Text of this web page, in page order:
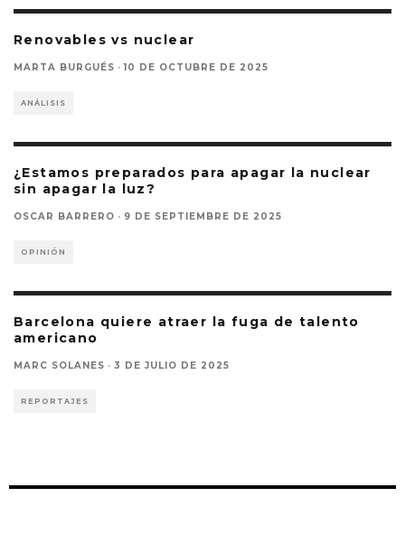
Renovables vs nuclear
MARTA BURGUÉS · 10 DE OCTUBRE DE 2025
ANÁLISIS
¿Estamos preparados para apagar la nuclear
sin apagar la luz?
OSCAR BARRERO · 9 DE SEPTIEMBRE DE 2025
OPINIÓN
Barcelona quiere atraer la fuga de talento
americano
MARC SOLANES · 3 DE JULIO DE 2025
REPORTAJES